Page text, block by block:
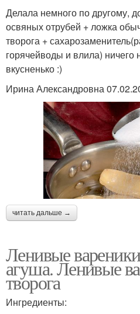
Делала немного по другому,
освяных отрубей + ложка
творога +
горячейводы и влила) ничего
вкусненько :)
Ирина Александровна
читать дальше →
Ленивые
агуша. Ленивые
творога
Ингредиенты: